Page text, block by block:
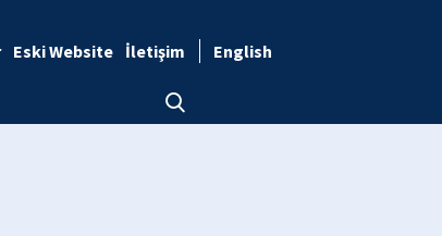
Eski Website İletişim English